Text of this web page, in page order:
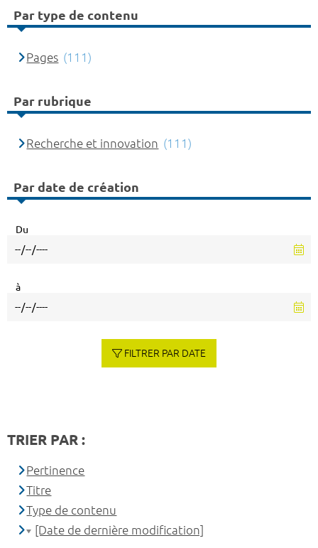
Par type de contenu
Pages (111)
Par rubrique
Recherche et innovation (111)
Par date de création
Du
à
FILTRER PAR DATE
TRIER PAR :
Pertinence
Titre
Type de contenu
[Date de dernière modification]